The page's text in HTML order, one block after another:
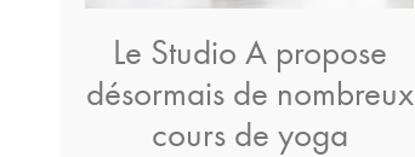
Le Studio A propose
désormais de nombreux
cours de yoga